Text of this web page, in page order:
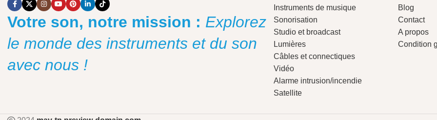
Votre son, notre mission : Explorez
le monde des instruments et du son
avec nous !
Instruments de musique
Sonorisation
Studio et broadcast
Lumières
Câbles et connectiques
Vidéo
Alarme intrusion/incendie
Satellite
Blog
Contact
A propos
Condition